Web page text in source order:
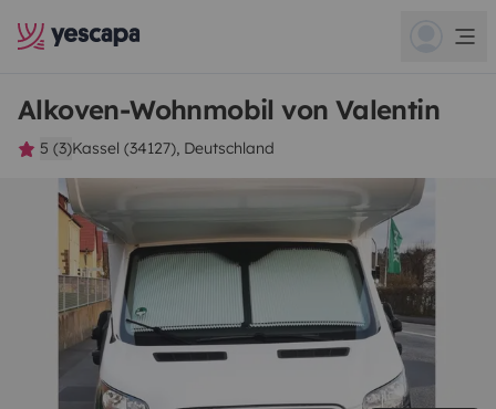
Alkoven-Wohnmobil von Valentin
5 (3)Kassel (34127), Deutschland